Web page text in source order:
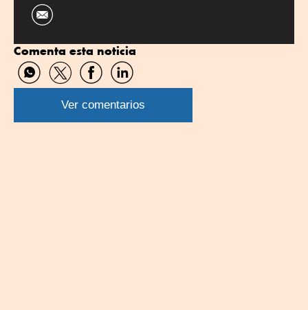
Comenta esta noticia
Compartir
por
WhatsApp
Compartir
por
Twitter
Compartir
por
Facebook
Compartir
por
Linkedin
Ver comentarios